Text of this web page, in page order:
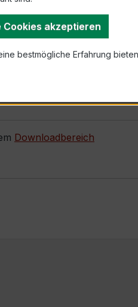
(z. B. Kabelumbau-
weitere Primärströme der
Downloadbereich
Cookies akzeptieren
bestmögliche Erfahrung